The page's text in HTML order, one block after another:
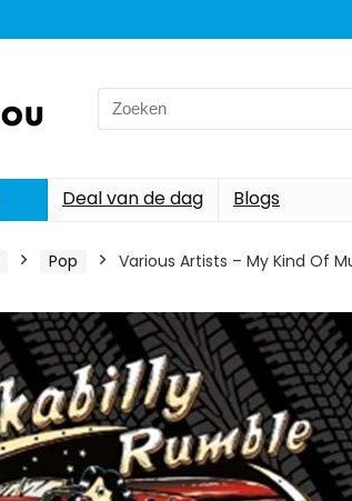
Search
for:
Deal van de dag Blogs
Pop Various Artists – My Kind Of